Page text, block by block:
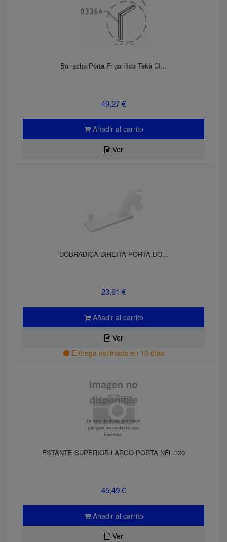
Borracha Porta Frigorífico Teka CI...
49,27 €
Añadir al carrito
Ver
DOBRADIÇA DIREITA PORTA DO...
23,81 €
Añadir al carrito
Ver
Entrega estimada en 10 días
ESTANTE SUPERIOR LARGO PORTA NFL 320
45,49 €
Añadir al carrito
Ver